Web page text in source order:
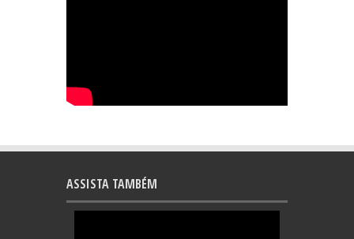
ASSISTA TAMBÉM